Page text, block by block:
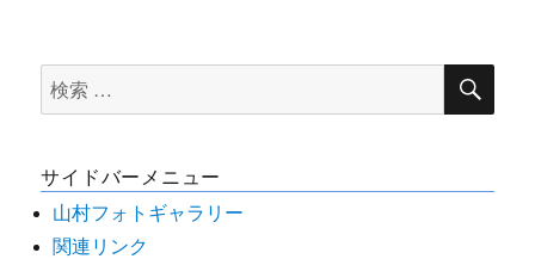
検
索
象:
検
サイドバーメニュー
山村フォトギャラリー
関連リンク